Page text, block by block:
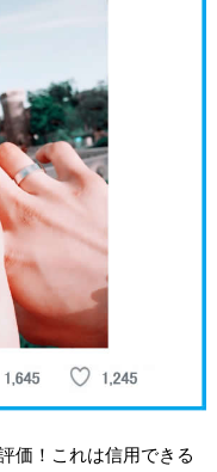
価！これは信用できる